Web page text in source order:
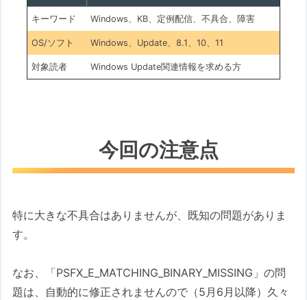
キーワード Windows、KB、定例配信、不具合、障害
OS/ソフト Windows、Update、8.1、10、11
対象読者 Windows Update関連情報を求める方
今回の注意点
特に大きな不具合はありませんが、既知の問題がありま
す。
なお、「PSFX_E_MATCHING_BINARY_MISSING」の問
題は、自動的に修正されませんので（5月6月以降）久々